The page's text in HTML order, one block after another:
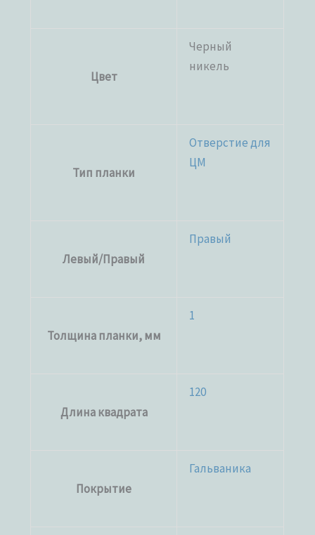
Цвет
Черный
никель
Тип планки
Отверстие для
ЦМ
Левый/Правый
Правый
Толщина планки, мм
1
Длина квадрата
120
Покрытие
Гальваника